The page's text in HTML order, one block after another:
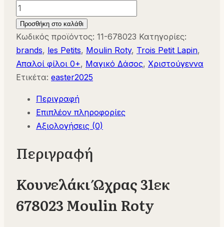
Κουνελάκι
Ώχρας
31εκ
678023
Moulin
Roty
Προσθήκη στο καλάθι
Κωδικός προϊόντος: 11-678023 Κατηγορίες:
brands, les Petits, Moulin Roty, Trois Petit Lapin,
Απαλοί φίλοι 0+, Μαγικό Δάσος, Χριστούγεννα
Ετικέτα: easter2025
Περιγραφή
Επιπλέον πληροφορίες
Αξιολογήσεις (0)
Περιγραφή
Κουνελάκι Ώχρας 31εκ
678023 Moulin Roty